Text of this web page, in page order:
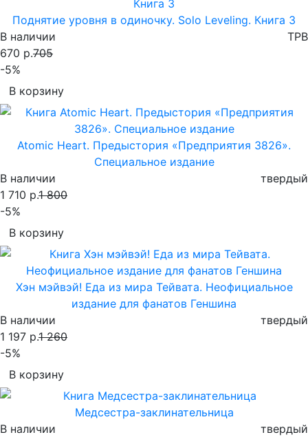
Поднятие уровня в одиночку. Solo Leveling. Книга 3
В наличии
TPB
670 р.705
-5%
В корзину
Atomic Heart. Предыстория «Предприятия 3826».
Специальное издание
В наличии
твердый
1 710 р.1 800
-5%
В корзину
Хэн мэйвэй! Еда из мира Тейвата. Неофициальное
издание для фанатов Геншина
В наличии
твердый
1 197 р.1 260
-5%
В корзину
Медсестра-заклинательница
В наличии
твердый